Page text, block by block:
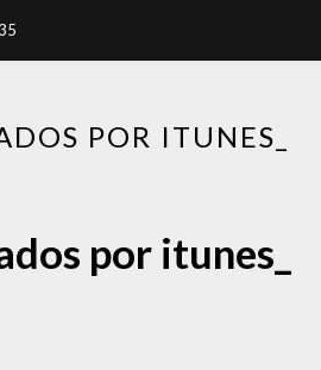
POR ITUNES_
por itunes_